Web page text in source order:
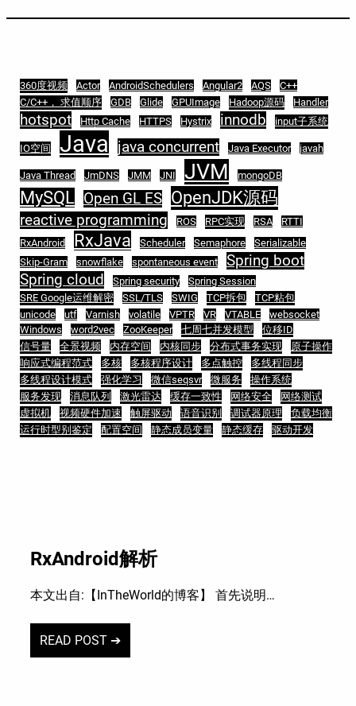
360度视频 Actor AndroidSchedulers Angular2 AQS
C++
C/C++， 求值顺序
GDB Glide GPUImage Hadoop源码 Handler
hotspot Http Cache HTTPS Hystrix innodb input子系统
IO空间 Java java concurrent Java Executor javah
Java Thread JmDNS JMM JNI JVM mongoDB
MySQL Open GL ES OpenJDK源码
reactive programming ROS RPC实现 RSA
RTTI
RxAndroid
RxJava Scheduler Semaphore
Serializable
Skip-Gram
snowflake spontaneous event
Spring boot
Spring cloud
Spring security
Spring Session
SRE Google运维解密
SSL/TLS SWIG TCP拆包
TCP粘包
unicode
utf Varnish volatile VPTR VR VTABLE
websocket
Windows
word2vec ZooKeeper 七周七并发模型
位移ID
信号量
全景视频 内存空间 内核同步 分布式事务实现
原子操作
响应式编程范式
多核 多核程序设计 多点触控
多线程同步
多线程设计模式
强化学习 微信seqsvr 微服务
操作系统
服务发现
消息队列 激光雷达 缓存一致性 网络安全
网络测试
虚拟机
视频硬件加速 触屏驱动 语音识别 调试器原理
负载均衡
运行时型别鉴定
配置空间 静态成员变量 静态缓存 驱动开发
RxAndroid解析
本文出自:【InTheWorld的博客】 首先说明…
READ POST ➔